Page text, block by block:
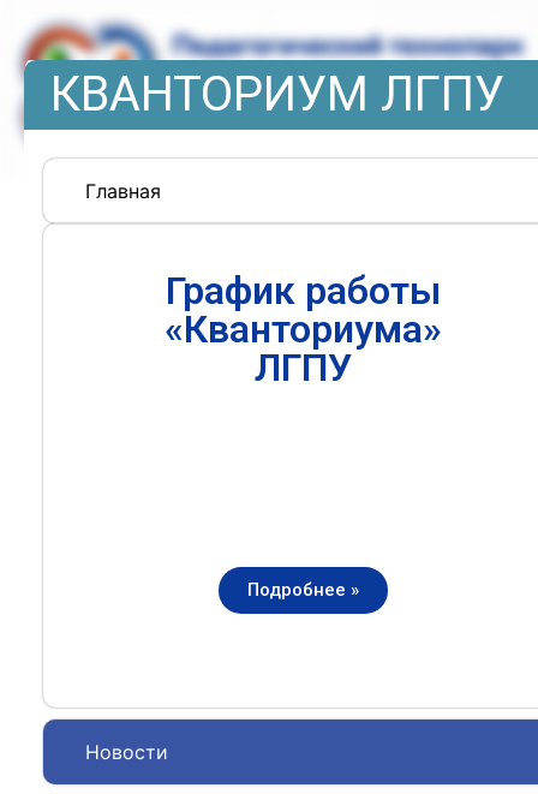
КВАНТОРИУМ ЛГПУ
Главная
Новости
График работы
«Кванториума»
ЛГПУ
Подробнее »